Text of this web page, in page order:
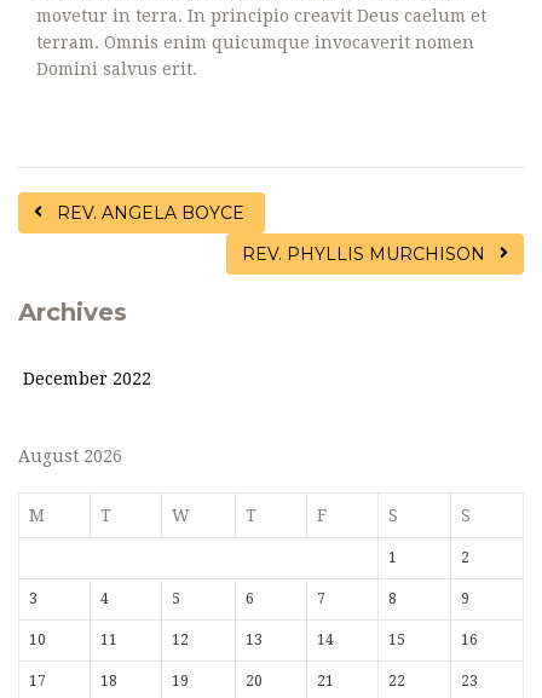
movetur in terra. In principio creavit Deus caelum et
terram. Omnis enim quicumque invocaverit nomen
Domini salvus erit.
REV. ANGELA BOYCE
REV. PHYLLIS MURCHISON
Archives
December 2022
August 2026
M T W T F S S
1 2
3 4 5 6 7 8 9
10 11 12 13 14 15 16
17 18 19 20 21 22 23